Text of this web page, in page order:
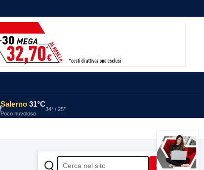
Salerno 31°C
Poco nuvoloso
34° / 25°
CERCA Cerca